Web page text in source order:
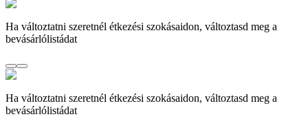
Ha változtatni szeretnél étkezési szokásaidon, változtasd meg a
bevásárlólistádat
Ha változtatni szeretnél étkezési szokásaidon, változtasd meg a
bevásárlólistádat